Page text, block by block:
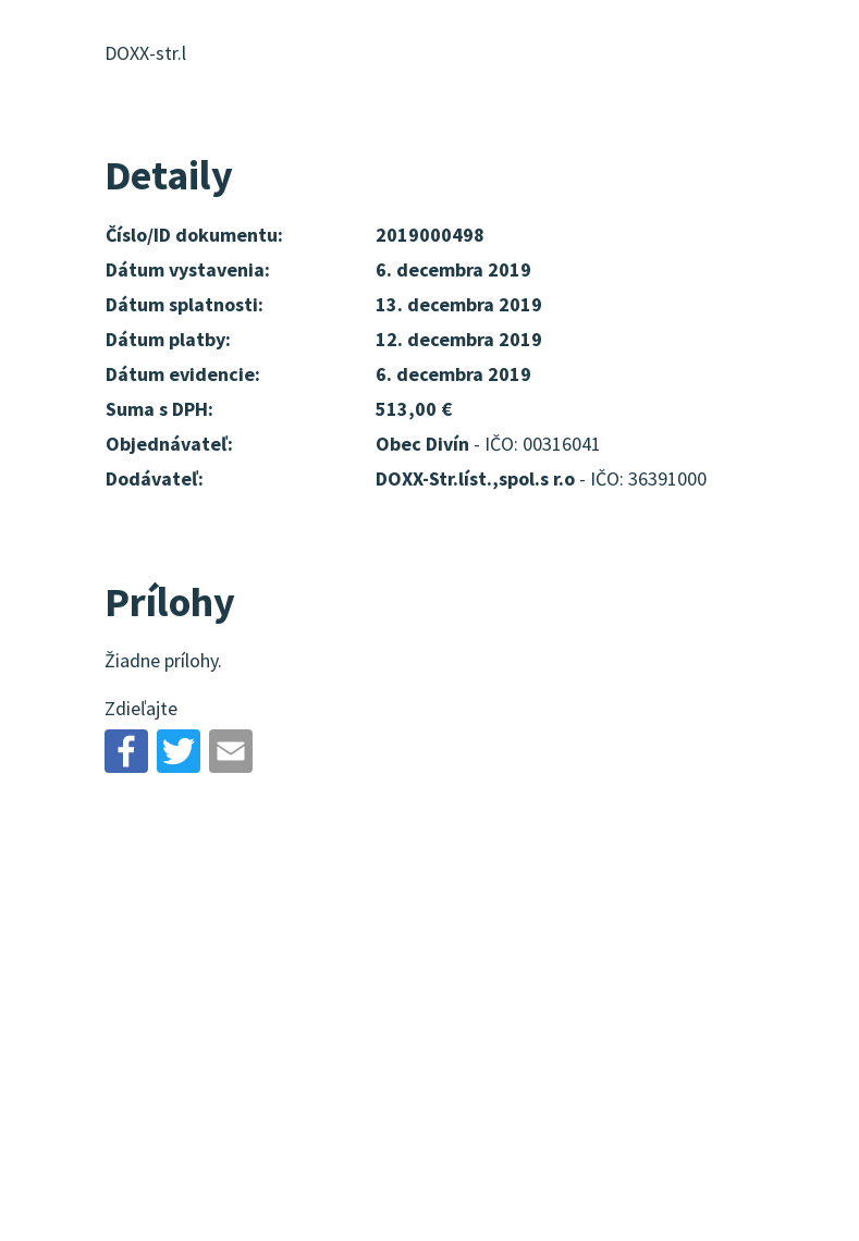
DOXX-str.l
Detaily
Číslo/ID dokumentu:
2019000498
Dátum vystavenia:
6. decembra 2019
Dátum splatnosti:
13. decembra 2019
Dátum platby:
12. decembra 2019
Dátum evidencie:
6. decembra 2019
Suma s DPH:
513,00 €
Objednávateľ:
Obec Divín - IČO: 00316041
Dodávateľ:
DOXX-Str.líst.,spol.s r.o - IČO: 36391000
Prílohy
Žiadne prílohy.
Zdieľajte